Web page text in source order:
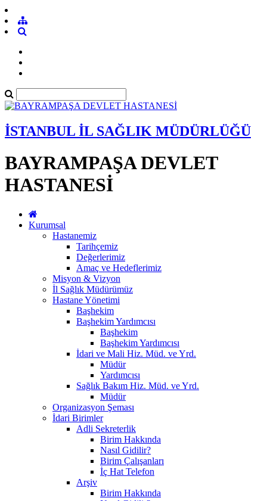
İSTANBUL İL SAĞLIK MÜDÜRLÜĞÜ
BAYRAMPAŞA DEVLET
HASTANESİ
Kurumsal
Hastanemiz
Tarihçemiz
Değerlerimiz
Amaç ve Hedeflerimiz
Misyon & Vizyon
İl Sağlık Müdürümüz
Hastane Yönetimi
Başhekim
Başhekim Yardımcısı
Başhekim
Başhekim Yardımcısı
İdari ve Mali Hiz. Müd. ve Yrd.
Müdür
Yardımcısı
Sağlık Bakım Hiz. Müd. ve Yrd.
Müdür
Organizasyon Şeması
İdari Birimler
Adli Sekreterlik
Birim Hakkında
Nasıl Gidilir?
Birim Çalışanları
İç Hat Telefon
Arşiv
Birim Hakkında